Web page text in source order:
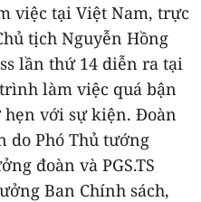
việc tại Việt Nam, trực
tịch Nguyễn Hồng
lần thứ 14 diễn ra tại
làm việc quá bận
với sự kiện. Đoàn
do Phó Thủ tướng
đoàn và PGS.TS
Ban Chính sách,